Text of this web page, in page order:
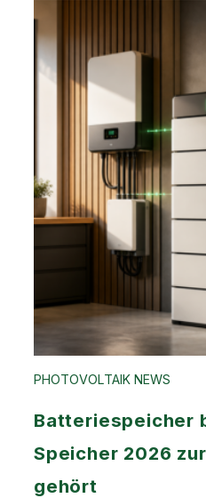
PHOTOVOLTAIK NEWS
Batteriespeicher
Speicher 2026
gehört